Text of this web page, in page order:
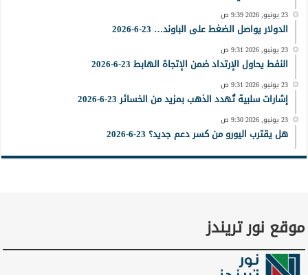
23 يونيو, 2026 9:39 ص
الدولار يواصل الضغط على الباوند… 23-6-2026
23 يونيو, 2026 9:31 ص
النفط يحاول الإرتداد ضمن الإتجاة الهابط 23-6-2026
23 يونيو, 2026 9:31 ص
إشارات سلبية تُهدد الذهب بمزيد من الخسائر 23-6-2026
23 يونيو, 2026 9:30 ص
هل يقترب اليورو من كسر دعم جديد؟ 23-6-2026
موقع نور تريندز